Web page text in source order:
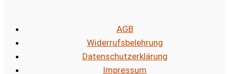
AGB
Widerrufsbelehrung
Datenschutzerklärung
Impressum